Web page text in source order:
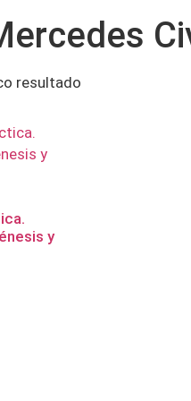
resultado
y